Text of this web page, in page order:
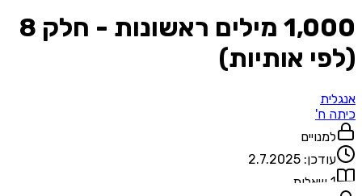
1,000 מילים ראשונות - חלק 8
(לפי אותיות)
אנגלית
כיתה ח'
למנויים
עודכן: 2.7.2025
1 שאלות